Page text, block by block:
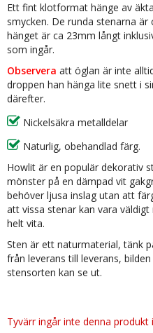
Ett fint klotformat hänge av
smycken. De runda stenarna
hänget är ca 23mm långt
som ingår.
Observera att öglan är inte
droppen han hänga lite snett i
därefter.
Nickelsäkra metalldelar
Naturlig, obehandlad färg.
Howlit är en populär dekorativ
mönster på en dämpad vit
behöver ljusa inslag utan att
att vissa stenar kan vara
helt vita.
Sten är ett naturmaterial, tänk
från leverans till leverans,
stensorten kan se ut.
Tyvärr ingår inte denna